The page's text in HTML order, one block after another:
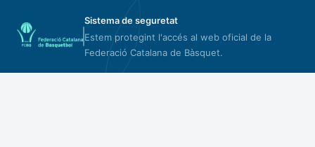
Sistema de seguretat
Estem protegint l'accés al web oficial de la
Federació Catalana de Bàsquet.